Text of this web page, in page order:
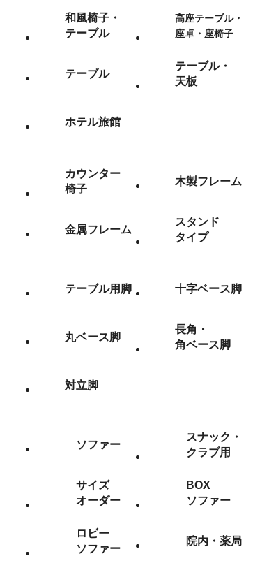
和風椅子・
テーブル
高座テーブル・
座卓・座椅子
テーブル
テーブル・
天板
ホテル旅館
カウンター
椅子
木製フレーム
金属フレーム
スタンド
タイプ
テーブル用脚 十字ベース脚
丸ベース脚
長角・
角ベース脚
対立脚
ソファー
スナック・
クラブ用
サイズ
オーダー
BOX
ソファー
ロビー
ソファー
院内・薬局